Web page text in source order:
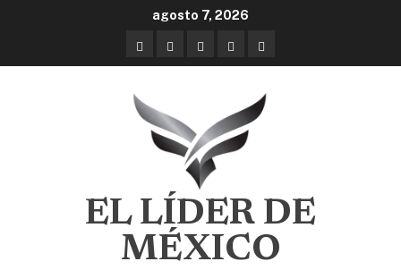
agosto 7, 2026
EL LÍDER DE
MÉXICO